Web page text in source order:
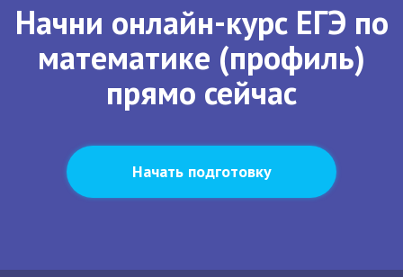
Начни онлайн-курс ЕГЭ по
математике (профиль)
прямо сейчас
Начать подготовку